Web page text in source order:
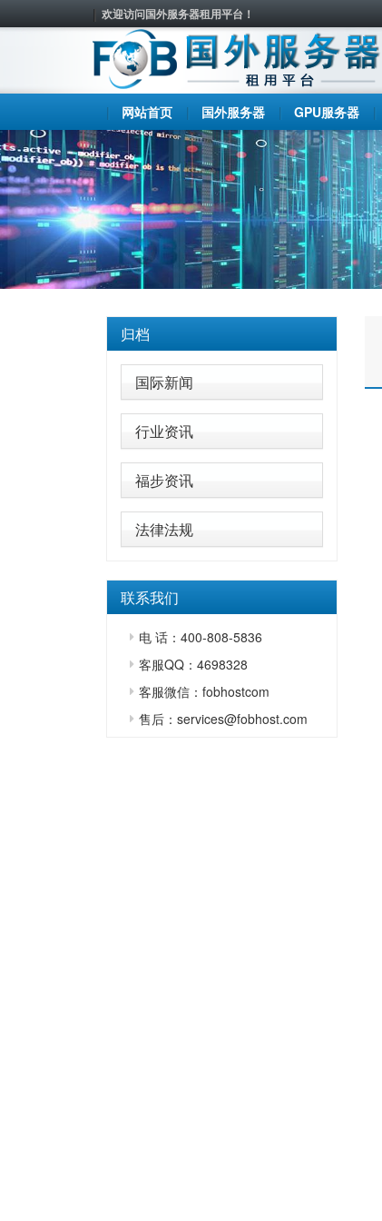
欢迎访问国外服务器租用平台！
网站首页 国外服务器 GPU服务器
归档
国际新闻
行业资讯
福步资讯
法律法规
联系我们
电 话：400-808-5836
客服QQ：4698328
客服微信：fobhostcom
售后：services@fobhost.com